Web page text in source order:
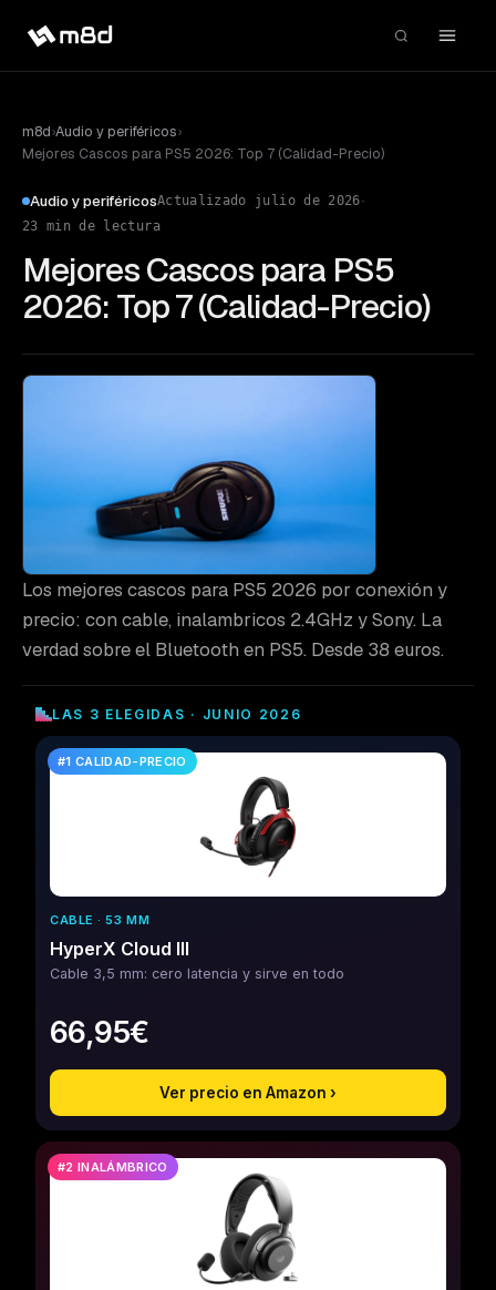
m8d›Audio y periféricos›
Mejores Cascos para PS5 2026: Top 7 (Calidad-Precio)
Audio y periféricosActualizado julio de 2026·
23 min de lectura
Mejores Cascos para PS5
2026: Top 7 (Calidad-Precio)
Los mejores cascos para PS5 2026 por conexión y
precio: con cable, inalambricos 2.4GHz y Sony. La
verdad sobre el Bluetooth en PS5. Desde 38 euros.
LAS 3 ELEGIDAS · JUNIO 2026
#1 CALIDAD-PRECIO
CABLE · 53 MM
HyperX Cloud III
Cable 3,5 mm: cero latencia y sirve en todo
66,95€
Ver precio en Amazon ›
#2 INALÁMBRICO